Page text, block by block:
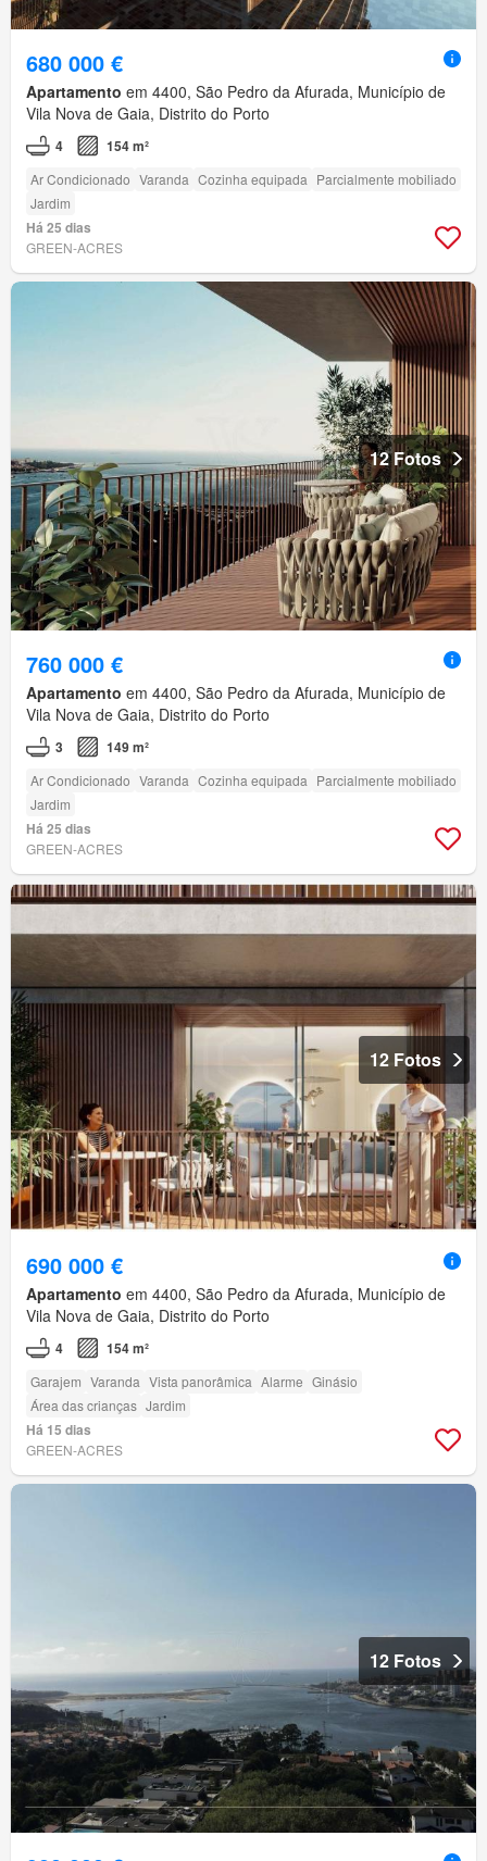
680 000 €
Apartamento em 4400, São Pedro da Afurada, Município de
Vila Nova de Gaia, Distrito do Porto
4 154 m²
Ar Condicionado Varanda Cozinha equipada Parcialmente mobiliado
Jardim
Há 25 dias
GREEN-ACRES
12 Fotos
760 000 €
Apartamento em 4400, São Pedro da Afurada, Município de
Vila Nova de Gaia, Distrito do Porto
3 149 m²
Ar Condicionado Varanda Cozinha equipada Parcialmente mobiliado
Jardim
Há 25 dias
GREEN-ACRES
12 Fotos
690 000 €
Apartamento em 4400, São Pedro da Afurada, Município de
Vila Nova de Gaia, Distrito do Porto
4 154 m²
Garajem Varanda Vista panorâmica Alarme Ginásio
Área das crianças Jardim
Há 15 dias
GREEN-ACRES
12 Fotos